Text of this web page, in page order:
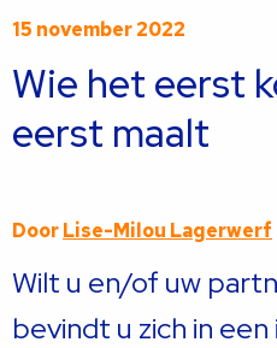
15 november 2022
Wie het eerst
eerst maalt
DoorLise-Milou Lagerwerf
Wilt u en/of uw
bevindt u zich in